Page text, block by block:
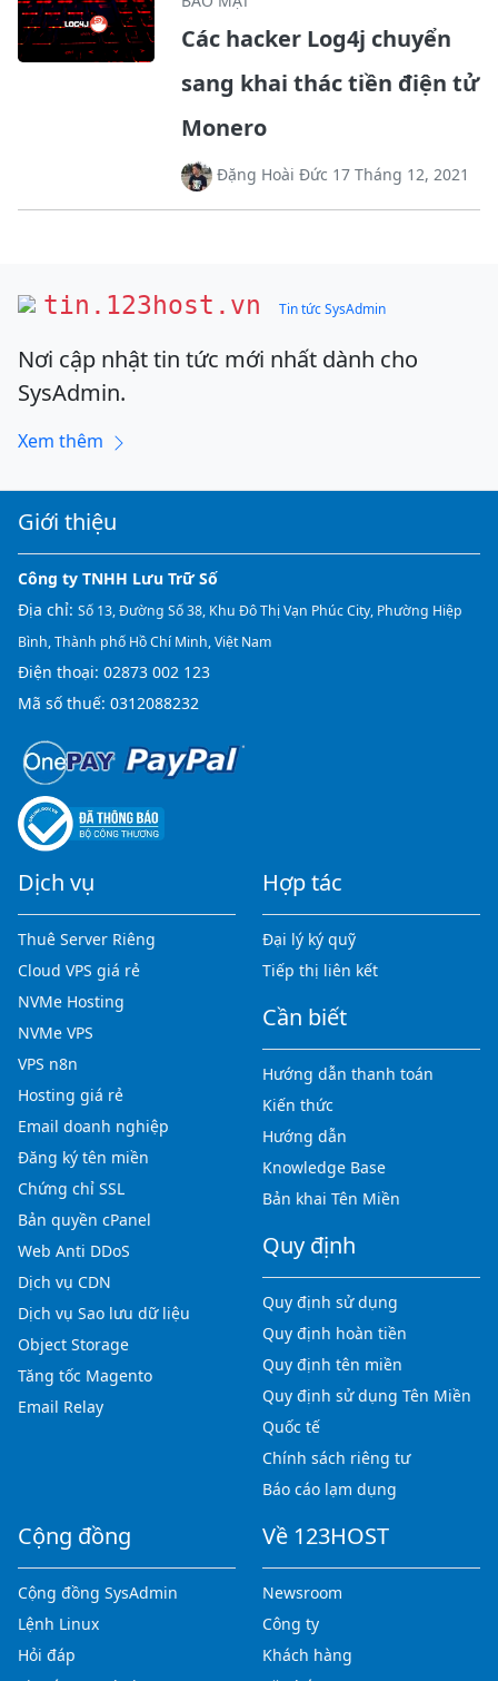
Các hacker Log4j chuyển
sang khai thác tiền điện tử
Monero
Đặng Hoài Đức 17 Tháng 12, 2021
tin.123host.vn Tin tức SysAdmin
Nơi cập nhật tin tức mới nhất dành cho
SysAdmin.
Xem thêm
Giới thiệu
Công ty TNHH Lưu Trữ Số
Địa chỉ: Số 13, Đường Số 38, Khu Đô Thị Vạn Phúc City, Phường Hiệp
Bình, Thành phố Hồ Chí Minh, Việt Nam
Điện thoại: 02873 002 123
Mã số thuế: 0312088232
Dịch vụ
Thuê Server Riêng
Cloud VPS giá rẻ
NVMe Hosting
NVMe VPS
VPS n8n
Hosting giá rẻ
Email doanh nghiệp
Đăng ký tên miền
Chứng chỉ SSL
Bản quyền cPanel
Web Anti DDoS
Dịch vụ CDN
Dịch vụ Sao lưu dữ liệu
Object Storage
Tăng tốc Magento
Email Relay
Hợp tác
Đại lý ký quỹ
Tiếp thị liên kết
Cần biết
Hướng dẫn thanh toán
Kiến thức
Hướng dẫn
Knowledge Base
Bản khai Tên Miền
Quy định
Quy định sử dụng
Quy định hoàn tiền
Quy định tên miền
Quy định sử dụng Tên Miền
Quốc tế
Chính sách riêng tư
Báo cáo lạm dụng
Cộng đồng
Cộng đồng SysAdmin
Lệnh Linux
Hỏi đáp
Về 123HOST
Newsroom
Công ty
Khách hàng